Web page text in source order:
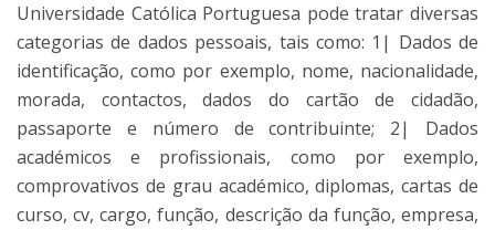
Universidade Católica Portuguesa pode tratar diversas
categorias de dados pessoais, tais como: 1| Dados de
identificação, como por exemplo, nome, nacionalidade,
morada, contactos, dados do cartão de cidadão,
passaporte e número de contribuinte; 2| Dados
académicos e profissionais, como por exemplo,
comprovativos de grau académico, diplomas, cartas de
curso, cv, cargo, função, descrição da função, empresa,